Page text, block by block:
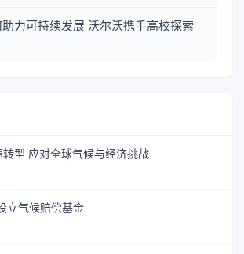
力可持续发展 沃尔沃携手高校探索
型 应对全球气候与经济挑战
立气候赔偿基金